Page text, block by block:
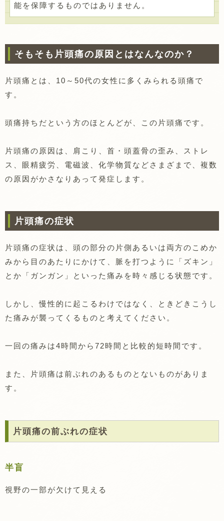
能を保障するものではありません。
そもそも片頭痛の原因とはなんなのか？
片頭痛とは、10～50代の女性に多くみられる頭痛で
す。
頭痛持ちだという方のほとんどが、この片頭痛です。
片頭痛の原因は、肩こり、首・頭蓋骨の歪み、ストレ
ス、眼精疲労、電磁波、化学物質などさまざまで、複数
の原因がかさなりあって発症します。
片頭痛の症状
片頭痛の症状は、頭の部分の片側あるいは両方のこめか
みから目のあたりにかけて、脈を打つように「ズキン」
とか「ガンガン」といった痛みを時々感じる状態です。
しかし、慢性的に起こるわけではなく、ときどきこうし
た痛みが襲ってくるものと考えてください。
一回の痛みは4時間から72時間と比較的短時間です。
また、片頭痛は前ぶれのあるものとないものがありま
す。
片頭痛の前ぶれの症状
半盲
視野の一部が欠けて見える